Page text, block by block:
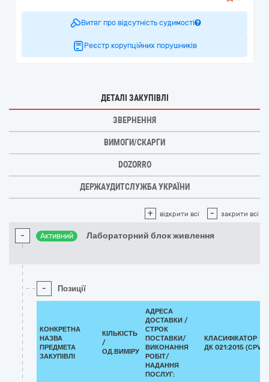
Витяг про відсутність судимості
Реєстр корупційних порушників
ДЕТАЛІ ЗАКУПІВЛІ
ЗВЕРНЕННЯ
ВИМОГИ/СКАРГИ
DOZORRO
ДЕРЖАУДИТСЛУЖБА УКРАЇНИ
+ відкрити всі - закрити всі
- Активний Лабораторний блок живлення
- Позиції
КОНКРЕТНА
НАЗВА
ПРЕДМЕТА
ЗАКУПІВЛІ
КІЛЬКІСТЬ
/
ОД.ВИМІРУ
АДРЕСА
ДОСТАВКИ /
СТРОК
ПОСТАВКИ/
ВИКОНАННЯ
РОБІТ/
НАДАННЯ
ПОСЛУГ:
КЛАСИФІКАТОР
ДК 021:2015 (CPV)